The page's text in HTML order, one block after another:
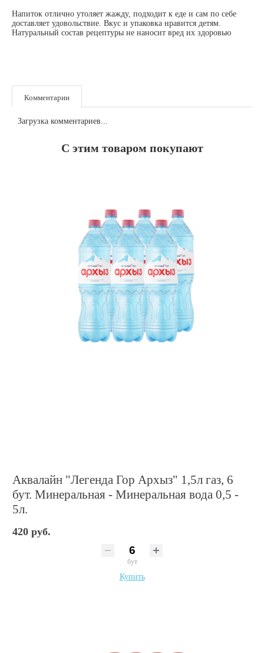
Напиток отлично утоляет жажду, подходит к еде и сам по себе
доставляет удовольствие. Вкус и упаковка нравится детям.
Натуральный состав рецептуры не наносит вред их здоровью
Комментарии
Загрузка комментариев...
С этим товаром покупают
Аквалайн "Легенда Гор Архыз" 1,5л газ, 6
бут. Минеральная - Минеральная вода 0,5 -
5л.
420 руб.
бут
Купить